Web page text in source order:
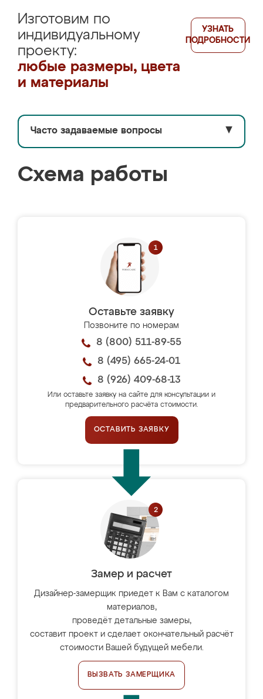
Изготовим по
индивидуальному
проекту:
любые размеры, цвета
и материалы
УЗНАТЬ
ПОДРОБНОСТИ
Часто задаваемые вопросы ▼
Схема работы
Оставьте заявку
Позвоните по номерам
8 (800) 511-89-55
8 (495) 665-24-01
8 (926) 409-68-13
Или оставьте заявку на сайте для консультации и
предварительного расчёта стоимости.
ОСТАВИТЬ ЗАЯВКУ
Замер и расчет
Дизайнер-замерщик приедет к Вам с каталогом
материалов,
проведёт детальные замеры,
составит проект и сделает окончательный расчёт
стоимости Вашей будущей мебели.
ВЫЗВАТЬ ЗАМЕРЩИКА